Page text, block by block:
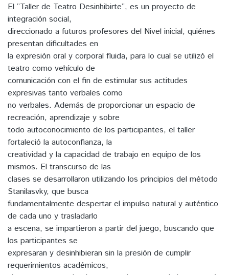
El ”Taller de Teatro Desinhibirte”, es un proyecto de
integración social,
direccionado a futuros profesores del Nivel inicial, quiénes
presentan dificultades en
la expresión oral y corporal fluida, para lo cual se utilizó el
teatro como vehículo de
comunicación con el fin de estimular sus actitudes
expresivas tanto verbales como
no verbales. Además de proporcionar un espacio de
recreación, aprendizaje y sobre
todo autoconocimiento de los participantes, el taller
fortaleció la autoconfianza, la
creatividad y la capacidad de trabajo en equipo de los
mismos. El transcurso de las
clases se desarrollaron utilizando los principios del método
Stanilasvky, que busca
fundamentalmente despertar el impulso natural y auténtico
de cada uno y trasladarlo
a escena, se impartieron a partir del juego, buscando que
los participantes se
expresaran y desinhibieran sin la presión de cumplir
requerimientos académicos,